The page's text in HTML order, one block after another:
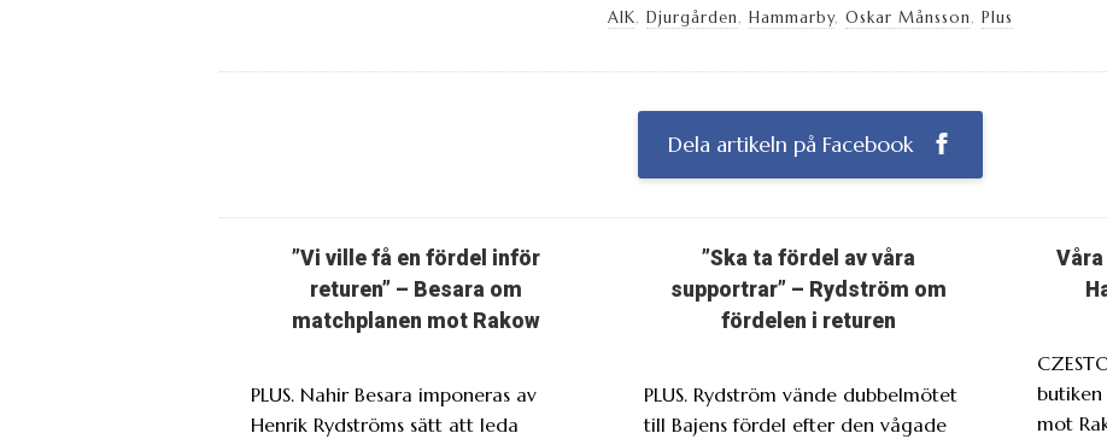
AIK, Djurgården, Hammarby, Oskar Månsson, Plus
Dela artikeln på Facebook
”Vi ville få en fördel inför
returen” – Besara om
matchplanen mot Rakow
PLUS. Nahir Besara imponeras av
Henrik Rydströms sätt att leda
”Ska ta fördel av våra
supportrar” – Rydström om
fördelen i returen
PLUS. Rydström vände dubbelmötet
till Bajens fördel efter den vågade
mot